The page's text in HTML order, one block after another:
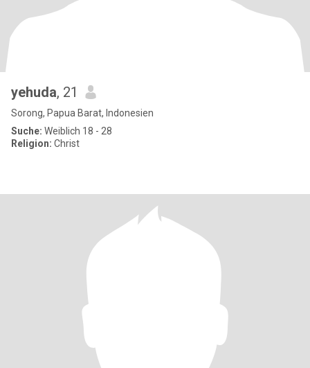
yehuda, 21
Sorong, Papua Barat, Indonesien
Suche: Weiblich 18 - 28
Religion: Christ